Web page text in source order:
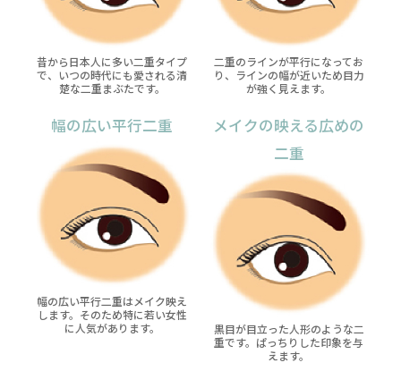
昔から日本人に多い二重タイプ
で、いつの時代にも愛される清
楚な二重まぶたです。
二重のラインが平行になってお
り、ラインの幅が近いため目力
が強く見えます。
幅の広い平行二重
幅の広い平行二重はメイク映え
します。そのため特に若い女性
に人気があります。
メイクの映える広めの
二重
黒目が目立った人形のような二
重です。ぱっちりした印象を与
えます。